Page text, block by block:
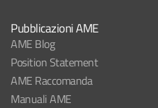
Pubblicazioni AME
AME Blog
Position Statement
AME Raccomanda
Manuali AME